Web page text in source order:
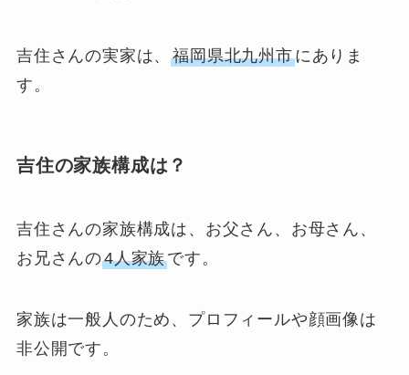
吉住さんの実家は、福岡県北九州市にありま
す。
吉住の家族構成は？
吉住さんの家族構成は、お父さん、お母さん、
お兄さんの4人家族です。
家族は一般人のため、プロフィールや顔画像は
非公開です。